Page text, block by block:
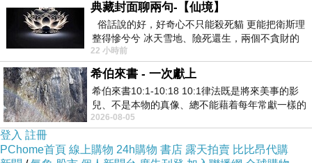
?
典藏封面聊兩句-【仙境】
俗話說的好，好奇心不只能殺死貓 更能把衛斯理
整得慘兮兮 冰天雪地、險死還生，兩個不貪財的
人尋什麼寶？ 人家追尋愛情還
22 小時前
希伯來書 - 一次獻上
希伯來書10:1-10:18 10:1律法既是將來美事的影
兒、不是本物的真像、總不能藉着每年常獻一樣的
祭物、叫那近前來的人得以完全。 10
2026-08-05
登入 註冊
PChome首頁 線上購物 24h購物 書店 露天拍賣 比比昂代購